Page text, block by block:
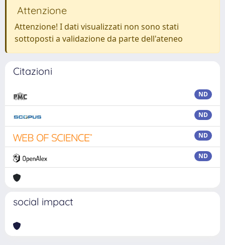
Attenzione
Attenzione! I dati visualizzati non sono stati
sottoposti a validazione da parte dell'ateneo
Citazioni
ND
ND
ND
ND
social impact